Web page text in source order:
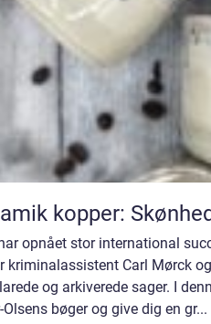
kopper:
opnået stor international
kriminalassistent Carl Mørck
og arkiverede sager. I
Olsens bøger og give dig en gr...